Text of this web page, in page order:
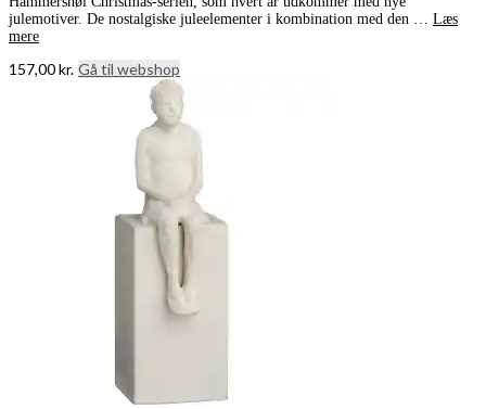
julemotiver. De nostalgiske juleelementer i kombination med den … Læs
mere
157,00kr. Gå til webshop